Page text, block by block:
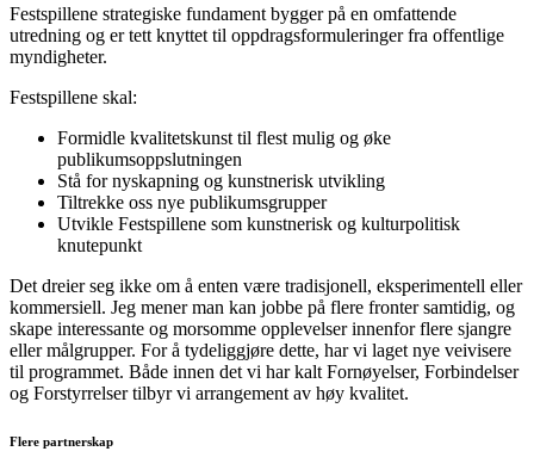
Festspillene strategiske fundament bygger på en omfattende
utredning og er tett knyttet til oppdragsformuleringer fra offentlige
myndigheter.
Festspillene skal:
Formidle kvalitetskunst til flest mulig og øke
publikumsoppslutningen
Stå for nyskapning og kunstnerisk utvikling
Tiltrekke oss nye publikumsgrupper
Utvikle Festspillene som kunstnerisk og kulturpolitisk
knutepunkt
Det dreier seg ikke om å enten være tradisjonell, eksperimentell eller
kommersiell. Jeg mener man kan jobbe på flere fronter samtidig, og
skape interessante og morsomme opplevelser innenfor flere sjangre
eller målgrupper. For å tydeliggjøre dette, har vi laget nye veivisere
til programmet. Både innen det vi har kalt Fornøyelser, Forbindelser
og Forstyrrelser tilbyr vi arrangement av høy kvalitet.
Flere partnerskap